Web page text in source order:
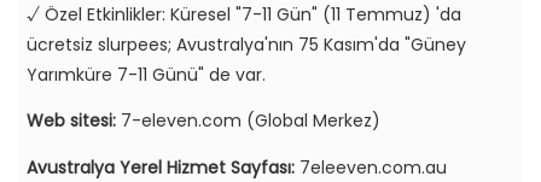
√ Özel Etkinlikler: Küresel "7-11 Gün" (11 Temmuz) 'da
ücretsiz slurpees; Avustralya'nın 75 Kasım'da "Güney
Yarımküre 7-11 Günü" de var.
Web sitesi: 7-eleven.com (Global Merkez)
Avustralya Yerel Hizmet Sayfası: 7eleeven.com.au